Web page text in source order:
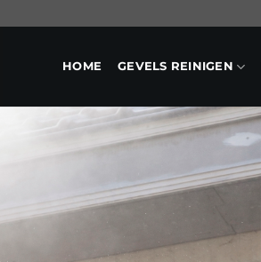
HOME GEVELS REINIGEN